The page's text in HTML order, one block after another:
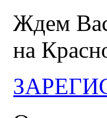
Ждем
на